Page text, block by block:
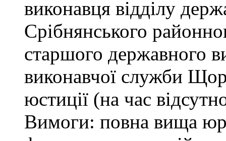
виконавця відділу
Срібнянського
старшого державного
виконавчої служби
юстиції (на час
Вимоги: повна вища